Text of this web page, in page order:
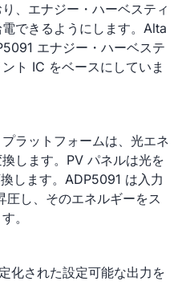
、エナジー・ハーベスティ
できるようにします。Alta
エナジー・ハーベステ
ト IC をベースにしていま
ラットフォームは、光エネ
します。PV パネルは光を
します。ADP5091 は入力
し、そのエネルギーをス
。
化された設定可能な出力を